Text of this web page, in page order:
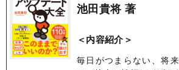
池田貴将 著
＜内容紹介＞
毎日がつまらない、将